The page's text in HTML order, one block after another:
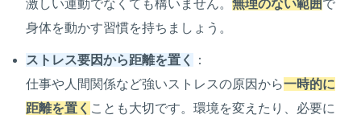
激しい運動でなくても構いません。無理のない範囲で
身体を動かす習慣を持ちましょう。
ストレス要因から距離を置く
：
仕事や人間関係など強いストレスの原因から一時的に
距離を置く ことも大切です。環境を変えたり、必要に